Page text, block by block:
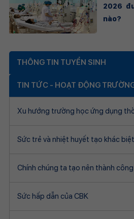
2026
nào?
THÔNG TIN TUYỂN SINH
TIN TỨC - HOẠT ĐỘNG
Xu hướng trường học ứng dụng
Sức trẻ và nhiệt huyết tạo khác biệt
Chính chúng ta tạo nên thành công
Sức hấp dẫn của CBK